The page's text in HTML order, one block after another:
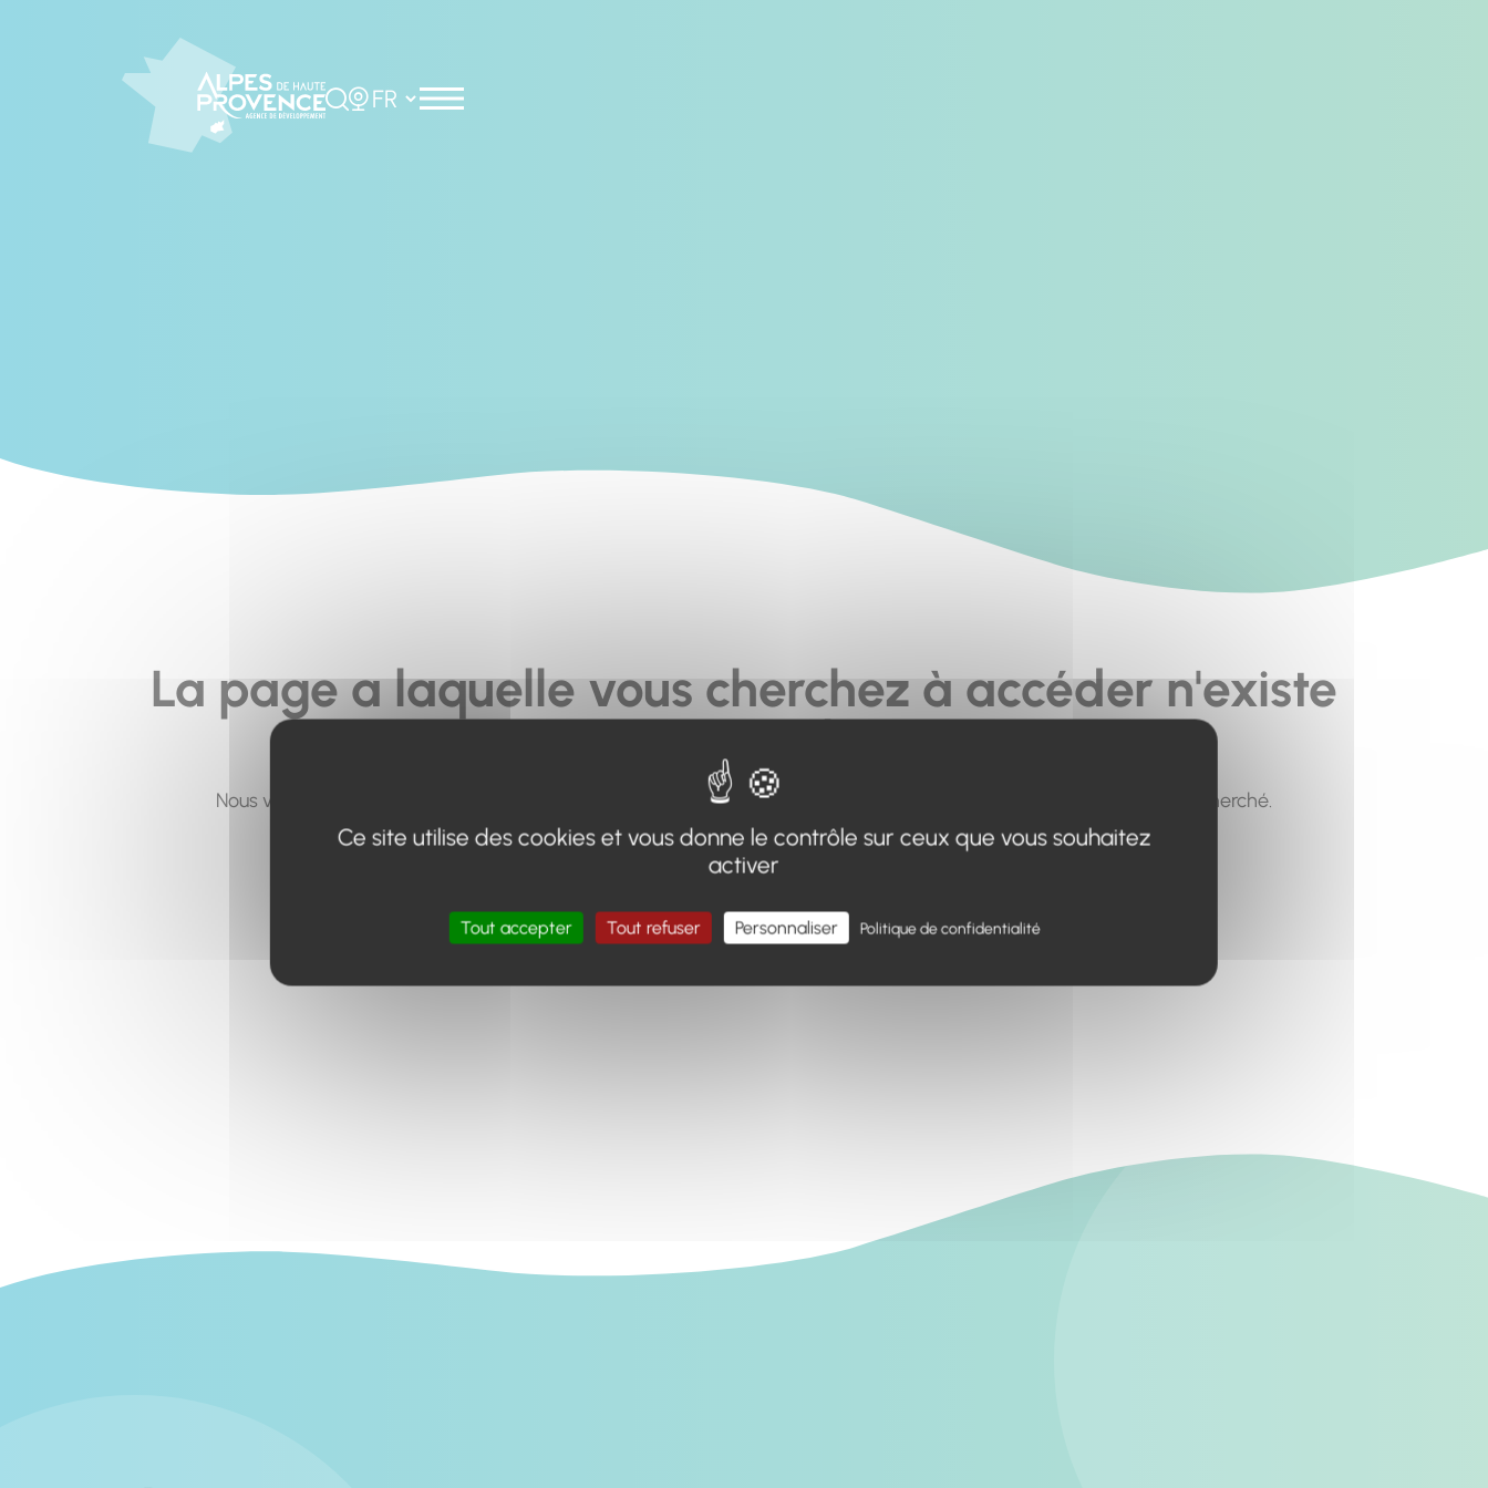
Rechercher
Choisir la langue
La page a laquelle vous cherchez à accéder n'existe
pas... ou plus.
Nous vous invitons à utiliser le moteur de recherche en haut de page, ou à utiliser le menu pour trouver le contenu recherché.
Retour à l'accueil
Ce site utilise des cookies et vous donne le contrôle sur ceux que vous souhaitez
activer
Tout accepter Tout refuser Personnaliser Politique de confidentialité